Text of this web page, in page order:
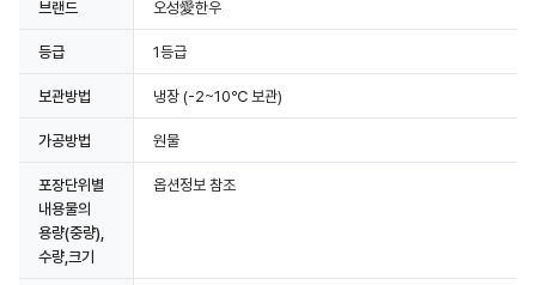
브랜드 오성愛한우
등급 1등급
보관방법 냉장 (-2~10℃ 보관)
가공방법 원물
포장단위별
내용물의
용량(중량),
수량,크기
옵션정보 참조